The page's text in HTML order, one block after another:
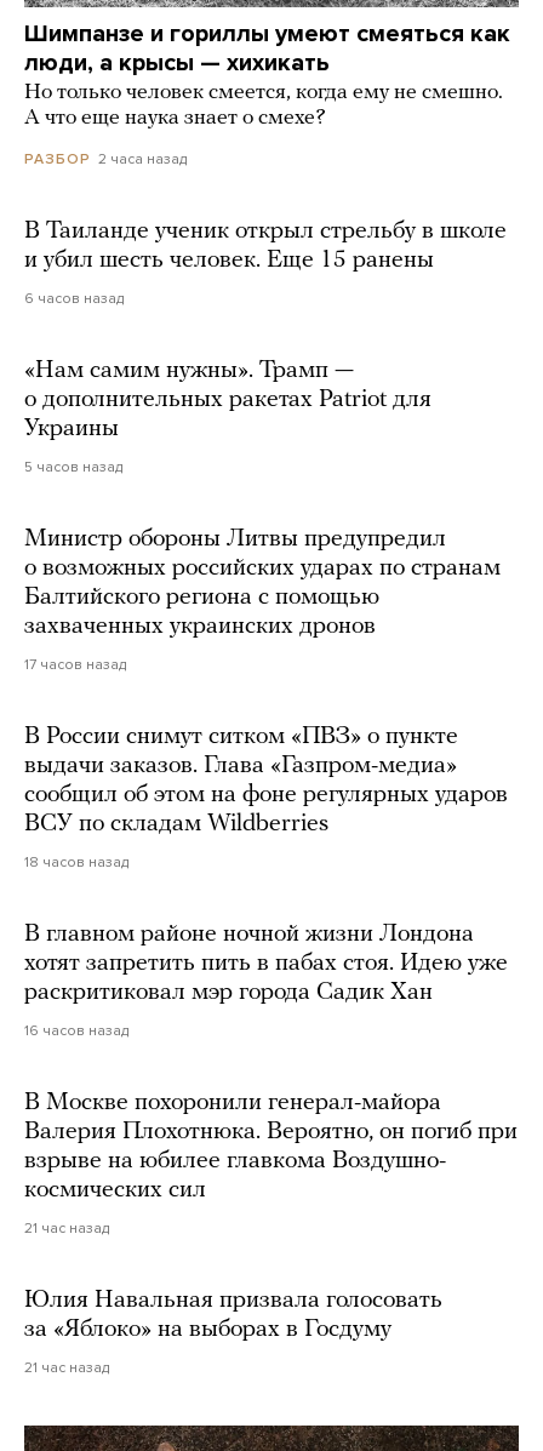
Шимпанзе и гориллы умеют смеяться как
люди, а крысы — хихикать
Но только человек смеется, когда ему не смешно.
А что еще наука знает о смехе?
РАЗБОР 2 часа назад
В Таиланде ученик открыл стрельбу в школе
и убил шесть человек. Еще 15 ранены
6 часов назад
«Нам самим нужны». Трамп —
о дополнительных ракетах Patriot для
Украины
5 часов назад
Министр обороны Литвы предупредил
о возможных российских ударах по странам
Балтийского региона с помощью
захваченных украинских дронов
17 часов назад
В России снимут ситком «ПВЗ» о пункте
выдачи заказов. Глава «Газпром-медиа»
сообщил об этом на фоне регулярных ударов
ВСУ по складам Wildberries
18 часов назад
В главном районе ночной жизни Лондона
хотят запретить пить в пабах стоя. Идею уже
раскритиковал мэр города Садик Хан
16 часов назад
В Москве похоронили генерал-майора
Валерия Плохотнюка. Вероятно, он погиб при
взрыве на юбилее главкома Воздушно-
космических сил
21 час назад
Юлия Навальная призвала голосовать
за «Яблоко» на выборах в Госдуму
21 час назад